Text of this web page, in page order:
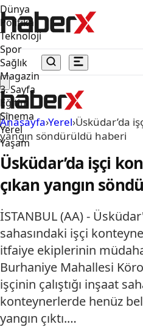
Dünya
Politika
Teknoloji
Spor
Sağlık
Magazin
3. Sayfa
Eğitim
Sinema
Yerel
Yaşam
Anasayfa›Yerel›Üsküdar’da
yangın söndürüldü haberi
Üsküdar’da işçi
çıkan yangın
İSTANBUL (AA) -
sahasındaki işçi
itfaiye ekiplerinin
Burhaniye Mahallesi
işçinin çalıştığı inşaat
konteynerlerde henüz
yangın çıktı.…